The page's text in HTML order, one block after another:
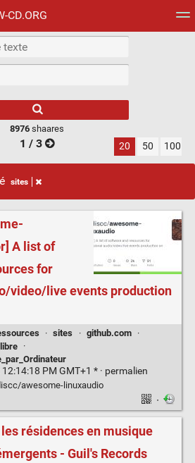
CD.ORG
d'images
8976 shaares
1 / 3 20 50 100
sites
A list of
for
video/live events production
· sites · github.com
·
·
PM GMT+1 * · permalien
awesome-linuxaudio
·
résidences en musique
- Guil's Records